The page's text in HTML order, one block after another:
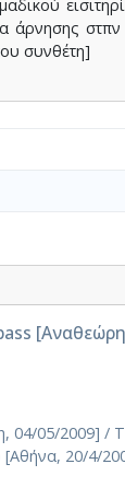
άρνησης
συνθέτη]
04/05/2009] /
20/4/